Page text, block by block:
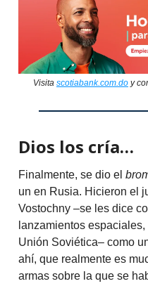
Visita scotiabank.com.do y
Dios los cría…
Finalmente, se dio el
un en Rusia. Hicieron el
Vostochny –se les dice
lanzamientos
Unión Soviética– como
ahí, que realmente es
armas sobre la que se